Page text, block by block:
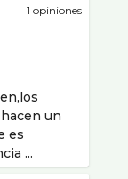
1 opiniones
un
es
...